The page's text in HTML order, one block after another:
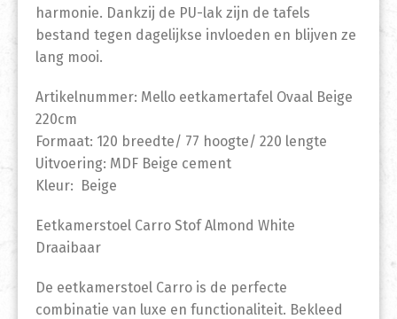
harmonie. Dankzij de PU-lak zijn de tafels
bestand tegen dagelijkse invloeden en blijven ze
lang mooi.
Artikelnummer: Mello eetkamertafel Ovaal Beige
220cm
Formaat: 120 breedte/ 77 hoogte/ 220 lengte
Uitvoering: MDF Beige cement
Kleur: Beige
Eetkamerstoel Carro Stof Almond White
Draaibaar
De eetkamerstoel Carro is de perfecte
combinatie van luxe en functionaliteit. Bekleed